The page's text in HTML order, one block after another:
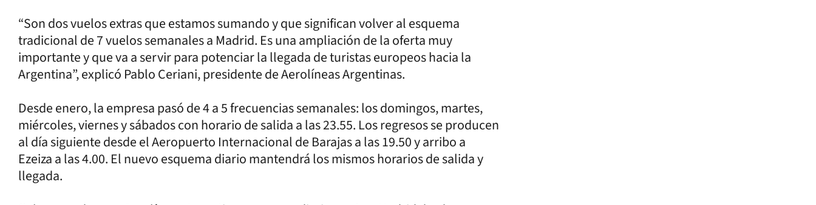
“Son dos vuelos extras que estamos sumando y que significan volver al esquema
tradicional de 7 vuelos semanales a Madrid. Es una ampliación de la oferta muy
importante y que va a servir para potenciar la llegada de turistas europeos hacia la
Argentina”, explicó Pablo Ceriani, presidente de Aerolíneas Argentinas.
Desde enero, la empresa pasó de 4 a 5 frecuencias semanales: los domingos, martes,
miércoles, viernes y sábados con horario de salida a las 23.55. Los regresos se producen
al día siguiente desde el Aeropuerto Internacional de Barajas a las 19.50 y arribo a
Ezeiza a las 4.00. El nuevo esquema diario mantendrá los mismos horarios de salida y
llegada.